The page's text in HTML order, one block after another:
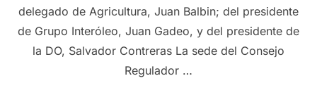
delegado de Agricultura, Juan Balbin; del presidente
de Grupo Interóleo, Juan Gadeo, y del presidente de
la DO, Salvador Contreras La sede del Consejo
Regulador …